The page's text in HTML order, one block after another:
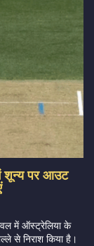
शून्य पर आउट
में ऑस्ट्रेलिया के
से निराश किया है।